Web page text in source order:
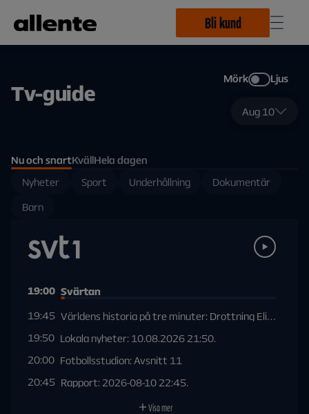
Bli kund
Tv-guide
Aug 10
Mörk Ljus
Nu och snartKvällHela dagen
Nyheter
Sport Underhållning
Dokumentär
Barn
19:00 Svärtan
19:45 Världens historia på tre minuter: Drottning Elizabeth II
19:50 Lokala nyheter: 10.08.2026 21:50.
20:00 Fotbollsstudion: Avsnitt 11
20:45 Rapport: 2026-08-10 22:45.
Visa mer